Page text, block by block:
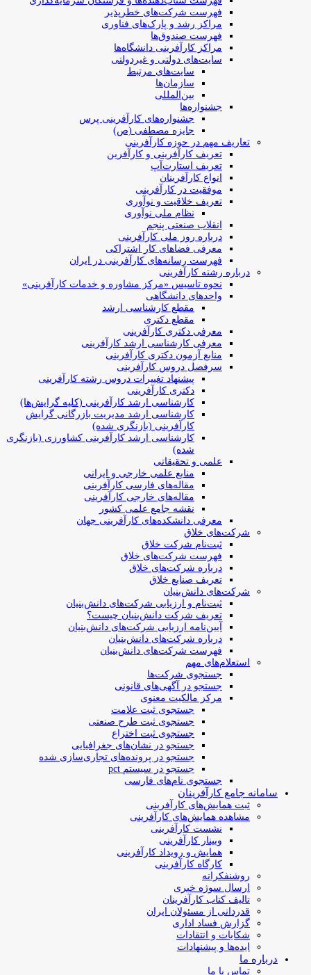
فهرست شرکت‌های خطرپذیر
مراکز رشد و پارک‌های فناوری
فهرست صندوق‌ها
مراکز کارآفرینی دانشگاه‌ها
سایت‌های دولتی و غیردولتی
سایت‌های مرتبط
سازمان‌ها
بین‌المللی
جشنواره‌ها
جشنواره‌های کارآفرینی‌ پرس
جایزه مصطفی (ص)
تعاریف مهم در حوزه کارآفرینی
تعریف کارآفرینی و کارآفرین
تعریف استارت‌آپ
انواع کارآفرینان
موفقیت در کارآفرینی
تعریف خلاقیت و نوآوری
نظام ملی نوآوری
انقلاب صنعتی پنجم
درباره روز ملی کارآفرینی
معرفی فضاهای کار اشتراکی
فهرست رسانه‌های کارآفرینی در ایران
درباره رشته کارآفرینی
نحوه تاسیس «مرکز مشاوره و خدمات کارآفرینی»
واحدهای دانشگاهی
مقطع کارشناسی ارشد
مقطع دکتری
معرفی دکتری کارآفرینی
معرفی کارشناسی ارشد کارآفرینی
منابع آزمون دکتری کارآفرینی
سرفصل دروس کارآفرینی
پیشنهاد تغییرات دروس رشته کارآفرینی
دکتری کارآفرینی
کارشناسی ارشد کارآفرینی (کلیه گرایش‌ها)
کارشناسی ارشد مدیریت بازرگانی گرایش
کارآفرینی (بازنگری شده)
کارشناسی ارشد کارآفرینی کشاورزی (بازنگری
شده)
علمی و تحقیقاتی
منابع علمی خارجی و ایرانی
مقاله‌های فارسی کارآفرینی
مقاله‌های خارجی کارآفرینی
نقشه جامع علمی کشور
معرفی دانشکده‌های کارآفرینی جهان
شرکت‌های خلاق
ثبت‌نام شرکت خلاق
فهرست شرکت‌های خلاق
درباره شرکت‌های خلاق
تعریف صنایع خلاق
شرکت‌های دانش‌بنیان
ثبت‌نام و ارزیابی شرکت‌های دانش‌بنیان
تعریف شرکت دانش‌بنیان چیست؟
آیین‌نامه ارزیابی شرکت‌های دانش‌بنیان
درباره شرکت‌های دانش‌بنیان
فهرست شرکت‌های دانش‌بنیان
استعلام‌های مهم
جستجوی شرکت‌ها
جستجو در آگهی‌های قانونی
مرکز مالکیت معنوی
جستجوی ثبت علامت
جستجوی ثبت طرح صنعتی
جستجوی ثبت اختراع
جستجو در نشان‌های جغرافیایی
جستجو در پرونده‌های تجاری‌سازی شده
جستجو در سیستم pct
جستجوی نام‌های فارسی
سامانه جامع کارآفرینان
ثبت همایش‌های کارآفرینی
مشاهده همایش‌های کارآفرینی
نشست کارآفرینی
وبینار کارآفرینی
همایش و رویداد کارآفرینی
کارگاه کارآفرینی
روشنفکرانه
ارسال سوژه‌ خبری
تالیف کتاب کارآفرینان
قدردانی از مسئولان ایران
گزارش فساد اداری
شکایات و انتقادات
ایده‌ها و پیشنهادات
درباره ما
تماس با ما